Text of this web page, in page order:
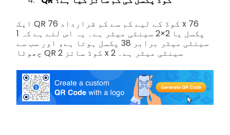
ایک QR کوڈ کے لیے کم سے کم قرارداد 76 x 76
پکسل یا 2×2 سینٹی میٹر ہے۔ یہ اس لئے ہے کہ 1
سینٹی میٹر برابر 38 پکسل ہوتا ہے، اور سب سے
چھوٹا QR کوڈ سائز 2 x 2 سینٹی میٹر ہے۔